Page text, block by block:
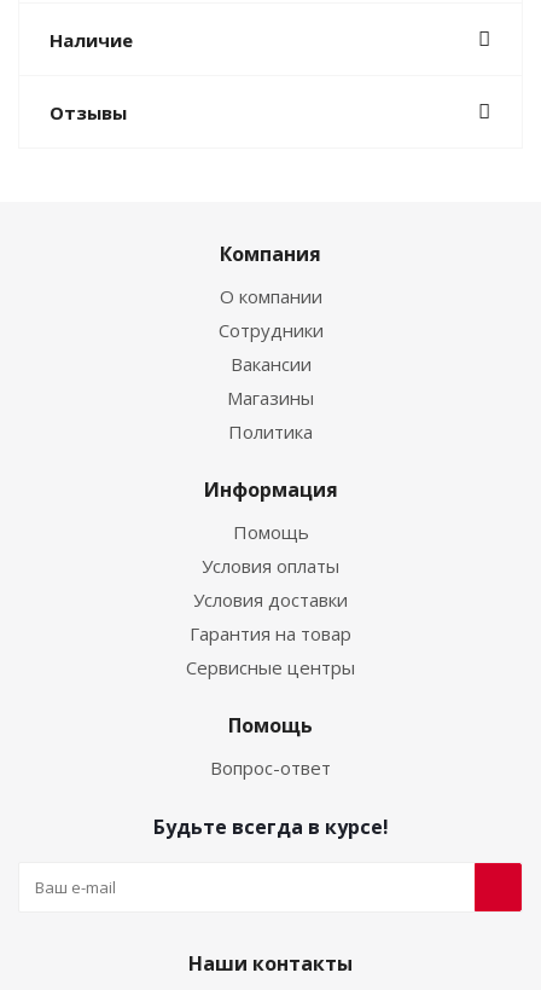
Наличие
Отзывы
Компания
О компании
Сотрудники
Вакансии
Магазины
Политика
Информация
Помощь
Условия оплаты
Условия доставки
Гарантия на товар
Сервисные центры
Помощь
Вопрос-ответ
Будьте всегда в курсе!
Наши контакты